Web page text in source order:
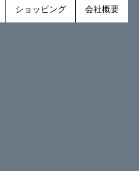
ショッピング 会社概要